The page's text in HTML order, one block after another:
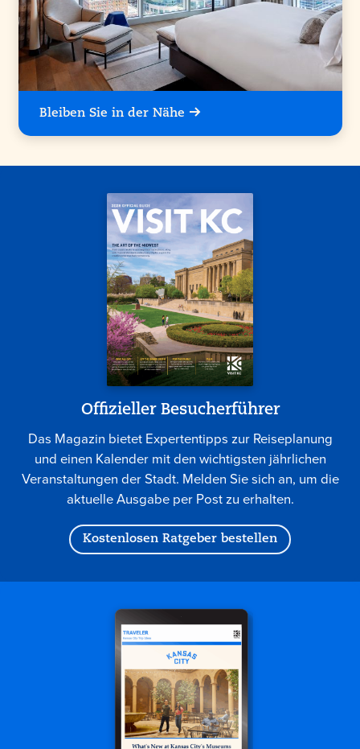
Bleiben Sie in der Nähe
Offizieller Besucherführer
Das Magazin bietet Expertentipps zur Reiseplanung
und einen Kalender mit den wichtigsten jährlichen
Veranstaltungen der Stadt. Melden Sie sich an, um die
aktuelle Ausgabe per Post zu erhalten.
Kostenlosen Ratgeber bestellen